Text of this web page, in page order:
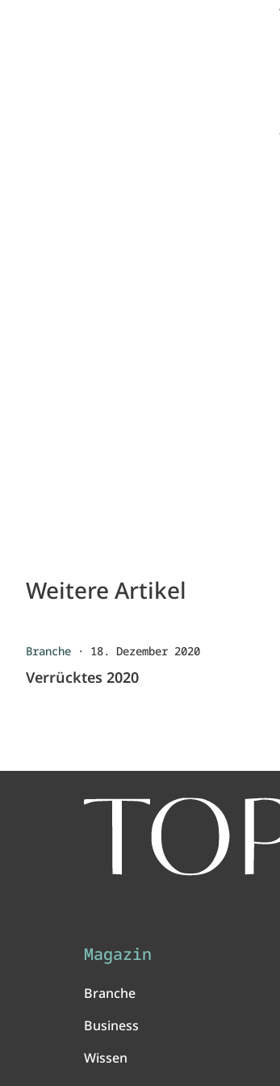
Weitere Artikel
Branche · 18. Dezember 2020
Verrücktes 2020
Magazin
Branche
Business
Wissen